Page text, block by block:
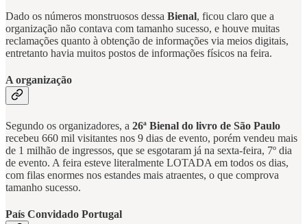
Dado os números monstruosos dessa Bienal, ficou claro que a
organização não contava com tamanho sucesso, e houve muitas
reclamações quanto à obtenção de informações via meios digitais,
entretanto havia muitos postos de informações físicos na feira.
A organização
Segundo os organizadores, a 26ª Bienal do livro de São Paulo
recebeu 660 mil visitantes nos 9 dias de evento, porém vendeu mais
de 1 milhão de ingressos, que se esgotaram já na sexta-feira, 7º dia
de evento. A feira esteve literalmente LOTADA em todos os dias,
com filas enormes nos estandes mais atraentes, o que comprova
tamanho sucesso.
País Convidado Portugal